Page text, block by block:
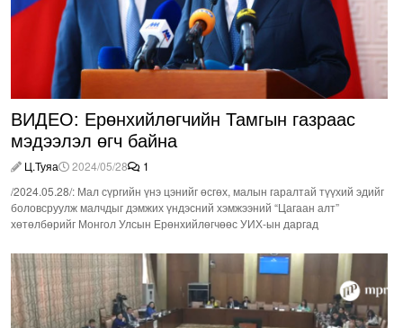
ВИДЕО: Ерөнхийлөгчийн Тамгын газраас
мэдээлэл өгч байна
Ц.Туяа 2024/05/28
1
/2024.05.28/: Мал сүргийн үнэ цэнийг өсгөх, малын гаралтай түүхий эдийг
боловсруулж малчдыг дэмжих үндэсний хэмжээний “Цагаан алт”
хөтөлбөрийг Монгол Улсын Ерөнхийлөгчөөс УИХ-ын даргад